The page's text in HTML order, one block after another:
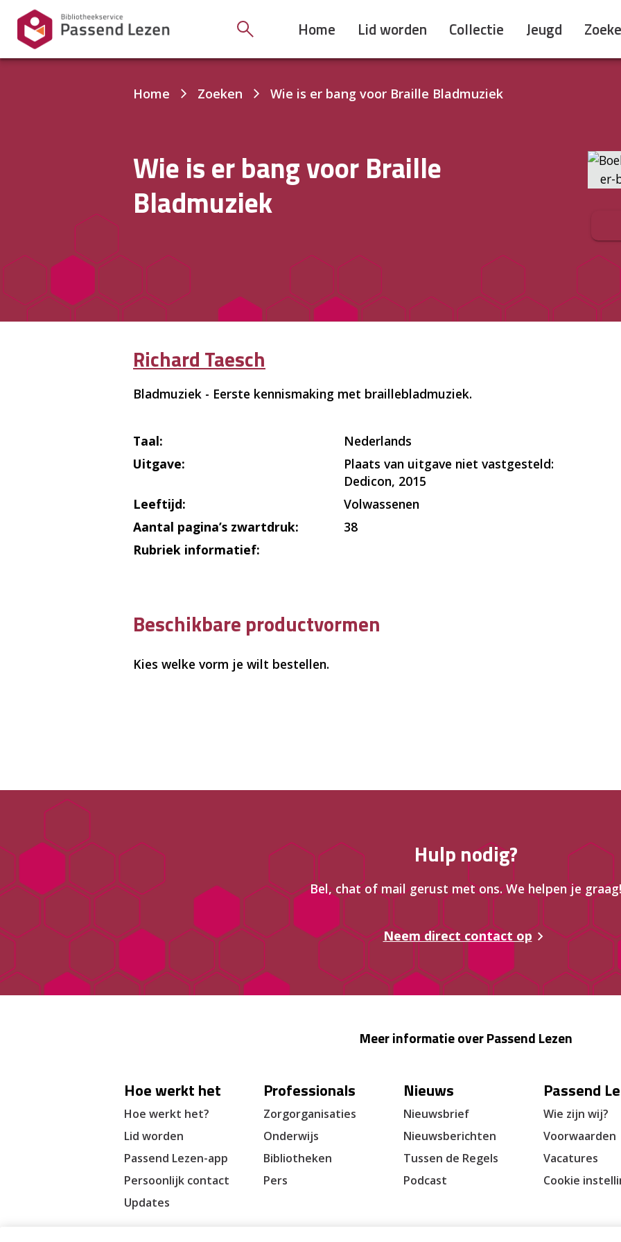
Home Lid worden Collectie Jeugd
Je
Home Zoeken Wie is er bang voor Braille Bladmuziek
Wie is er bang voor Braille
Bladmuziek
Richard Taesch
Bladmuziek - Eerste kennismaking met braillebladmuziek.
Taal:
Nederlands
Uitgave:
Plaats van uitgave niet vastgesteld:
Dedicon, 2015
Leeftijd:
Volwassenen
Aantal pagina’s zwartdruk:
38
Rubriek informatief:
Beschikbare productvormen
Kies welke vorm je wilt bestellen.
Hulp nodig?
Bel, chat of mail gerust met ons. We helpen je graag!
Neem direct contact op
Meer informatie over Passend Lezen
Hoe werkt het
Hoe werkt het?
Lid worden
Passend Lezen-app
Persoonlijk contact
Updates
Professionals
Zorgorganisaties
Onderwijs
Bibliotheken
Pers
Nieuws
Nieuwsbrief
Nieuwsberichten
Tussen de Regels
Podcast
Passend
Wie zijn wij?
Voorwaarden
Vacatures
Cookie